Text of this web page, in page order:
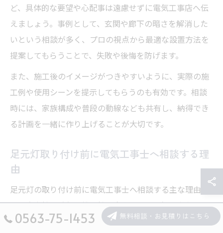
ど、具体的な要望や心配事は遠慮せずに電気工事店へ伝
えましょう。事例として、玄関や廊下の暗さを解消した
いという相談が多く、プロの視点から最適な設置方法を
提案してもらうことで、失敗や後悔を防げます。
また、施工後のイメージがつきやすいように、実際の施
工例や使用シーンを提示してもらうのも有効です。相談
時には、家族構成や普段の動線なども共有し、納得でき
る計画を一緒に作り上げることが大切です。
足元灯取り付け前に電気工事士へ相談する理
由
足元灯の取り付け前に電気工事士へ相談する主な理由
は、安全性の確保と機能性の向上です。電気工事士は、
配線や設置場所の適切な判断ができるため、事故やトラ
0563-75-1453 無料相談・お見積りはこちら